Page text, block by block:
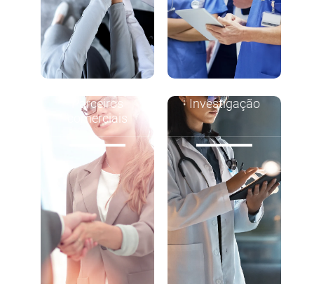
Parceiros
comerciais
Investigação